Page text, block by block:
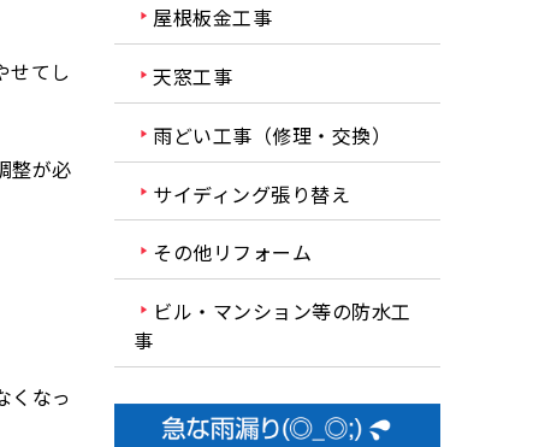
せてし
整が必
くなっ
屋根板金工事
天窓工事
雨どい工事（修理・交換）
サイディング張り替え
その他リフォーム
ビル・マンション等の防水工
事